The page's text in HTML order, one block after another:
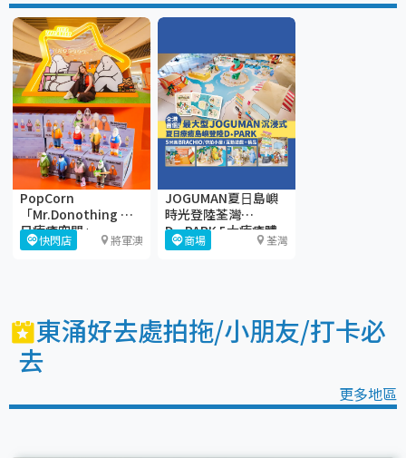
PopCorn
「Mr.Donothing 夏
日療癒空間」
快閃店 將軍澳
JOGUMAN夏⽇島嶼
時光登陸荃灣
D·PARK 5大療癒體
驗區+期間限定店
商場 荃灣
東涌好去處拍拖/小朋友/打卡必
去
更多地區